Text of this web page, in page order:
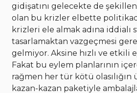
gidişatını gelecekte de
olan bu krizler elbette
krizleri ele almak adına iddialı
tasarlamaktan vazgeçmesi
gelmiyor. Aksine hızlı ve etkili
Fakat bu eylem planlarının
rağmen her tür kötü
kazan-kazan paketiyle